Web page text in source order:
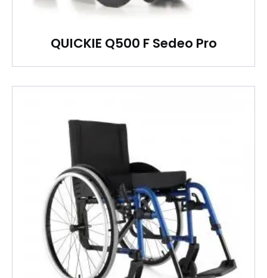
QUICKIE Q500 F Sedeo Pro